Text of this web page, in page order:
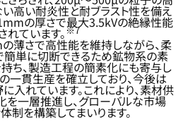
高い耐炎性と耐ブラスト性を備え
1mmの厚さで最大3.5kVの絶縁性能
ています。※7
薄さで高性能を維持しながら、柔
簡単に切断できるため鉱物系の素
ち、製造工程の簡素化にも寄与し
一貫生産を確立しており、今後は
れています。これにより、素材供
を一層推進し、グローバルな市場
を構築してまいります。